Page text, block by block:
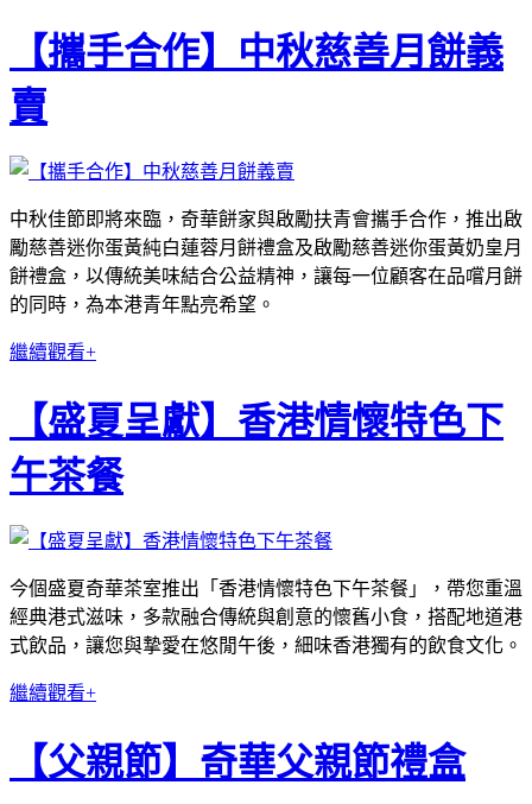
【攜手合作】中秋慈善月餅義
賣
中秋佳節即將來臨，奇華餅家與啟勵扶青會攜手合作，推出啟
勵慈善迷你蛋黃純白蓮蓉月餅禮盒及啟勵慈善迷你蛋黃奶皇月
餅禮盒，以傳統美味結合公益精神，讓每一位顧客在品嚐月餅
的同時，為本港青年點亮希望。
繼續觀看+
【盛夏呈獻】香港情懷特色下
午茶餐
今個盛夏奇華茶室推出「香港情懷特色下午茶餐」，帶您重溫
經典港式滋味，多款融合傳統與創意的懷舊小食，搭配地道港
式飲品，讓您與摯愛在悠閒午後，細味香港獨有的飲食文化。
繼續觀看+
【父親節】奇華父親節禮盒